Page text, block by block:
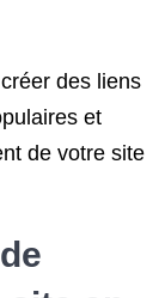
des liens
et
de votre site